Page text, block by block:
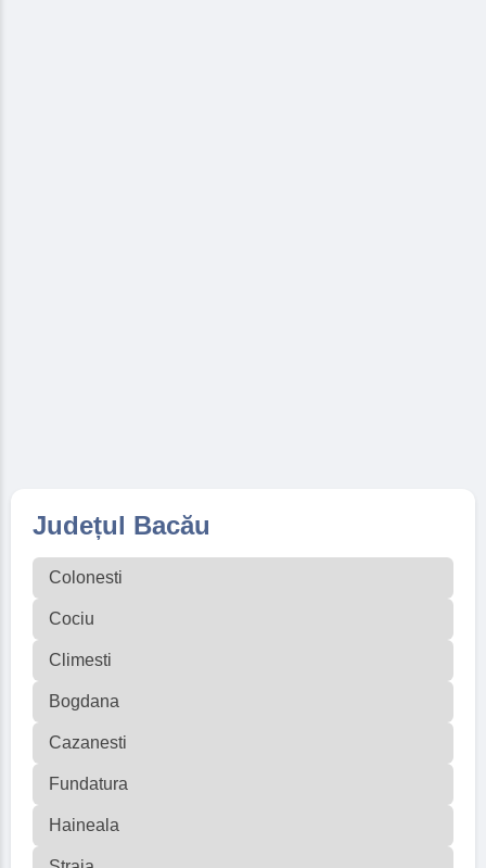
Județul Bacău
Colonesti
Cociu
Climesti
Bogdana
Cazanesti
Fundatura
Haineala